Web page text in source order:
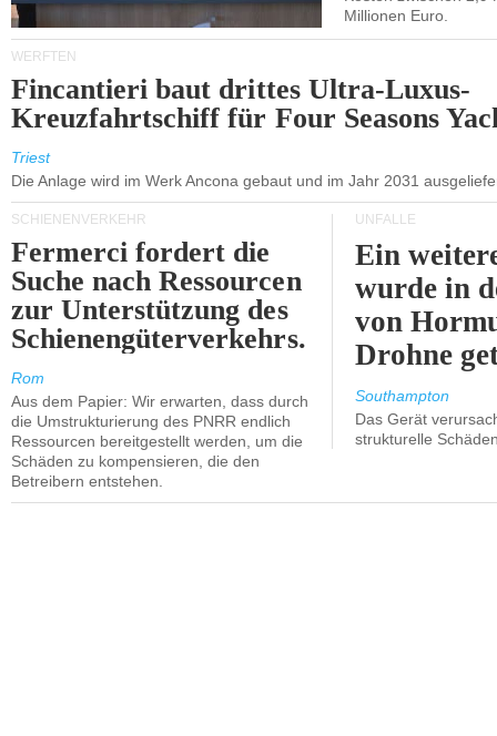
Millionen Euro.
WERFTEN
Fincantieri baut drittes Ultra-Luxus-
Kreuzfahrtschiff für Four Seasons
Triest
Die Anlage wird im Werk Ancona gebaut und im Jahr 2031
SCHIENENVERKEHR
Fermerci fordert die
Suche nach Ressourcen
zur Unterstützung des
Schienengüterverkehrs.
Rom
Aus dem Papier: Wir erwarten, dass durch
die Umstrukturierung des PNRR endlich
Ressourcen bereitgestellt werden, um die
Schäden zu kompensieren, die den
Betreibern entstehen.
UNFÄLLE
Ein
wurde in
von
Drohne
Southampton
Das Gerät
strukturelle